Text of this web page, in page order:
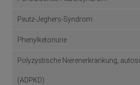
Peutz-Jeghers-Syndrom
Phenylketonurie
Polyzystische Nierenerkrankung,
(ADPKD)